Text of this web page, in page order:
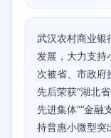
武汉农村商业银
发展，大力支持
次被省、市政府
先后荣获“湖北
先进集体”“金融
持普惠小微型突